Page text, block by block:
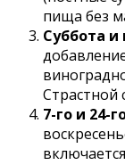
пища без
Суббота и
Страстной
7-го и 24-
включается